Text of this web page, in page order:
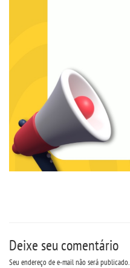
Deixe seu comentário
Seu endereço de e-mail não será publicado.